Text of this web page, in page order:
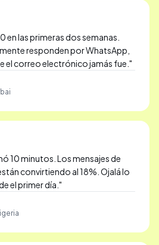
las primeras dos semanas.
responden por WhatsApp,
el correo electrónico jamás fue. "
10 minutos. Los mensajes de
convirtiendo al 18%. Ojalá lo
el primer día. "